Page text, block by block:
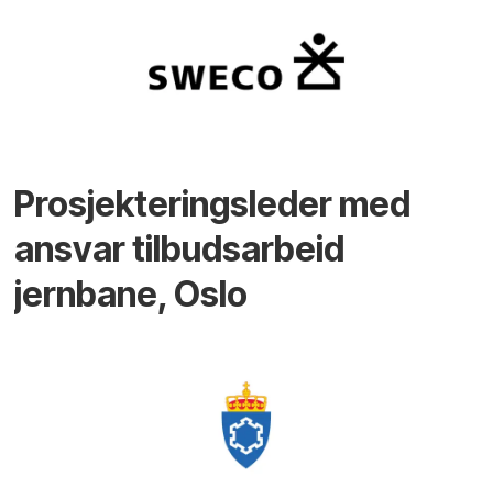
Prosjekteringsleder med
ansvar tilbudsarbeid
jernbane, Oslo